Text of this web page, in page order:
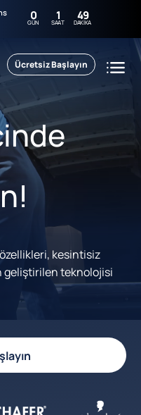
0
GÜN 1
SAAT 49
DAKIKA
Ücretsiz Başlayın
kesintisiz
geliştirilen teknolojisi